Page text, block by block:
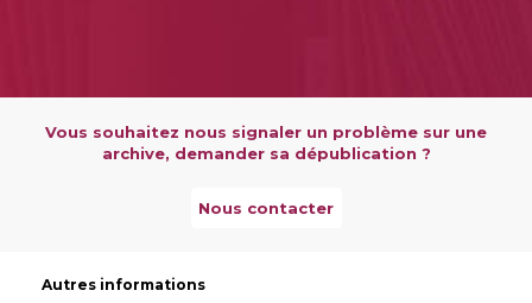
Vous souhaitez nous signaler un problème sur une
archive, demander sa dépublication ?
Nous contacter
Autres informations